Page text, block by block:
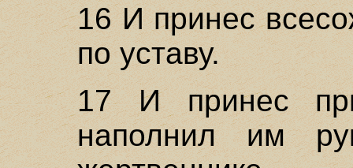
16 И принес
по уставу.
17 И принес
наполнил им